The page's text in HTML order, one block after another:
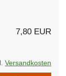
7,80 EUR
Versandkosten